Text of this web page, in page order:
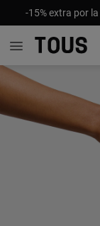
-15% extra por